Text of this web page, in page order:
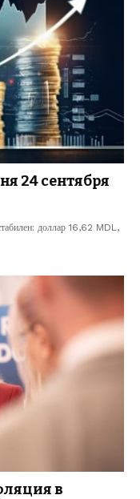
24 сентября
доллар 16,62 MDL,
в